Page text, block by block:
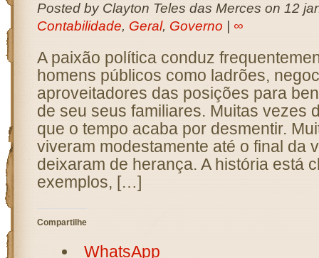
Posted by Clayton Teles das Merces on 12
Contabilidade, Geral, Governo ∞
A paixão política conduz
homens públicos como ladrões,
aproveitadores das posições para
de seu seus familiares. Muitas vezes
que o tempo acaba por desmentir.
viveram modestamente até o final da
deixaram de herança. A história está
exemplos, […]
Compartilhe
WhatsApp